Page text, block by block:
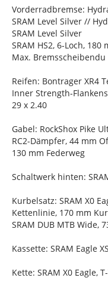
Vorderradbremse:
SRAM Level Silver //
SRAM Level Silver
SRAM HS2, 6-Loch, 180
Max. Bremsscheibendu
Reifen: Bontrager XR4
Inner Strength-
29 x 2.40
Gabel: RockShox Pike
RC2-Dämpfer, 44 mm
130 mm Federweg
Schaltwerk hinten:
Kurbelsatz: SRAM X0
Kettenlinie, 170 mm
SRAM DUB MTB Wide,
Kassette: SRAM Eagle
Kette: SRAM X0 Eagle,